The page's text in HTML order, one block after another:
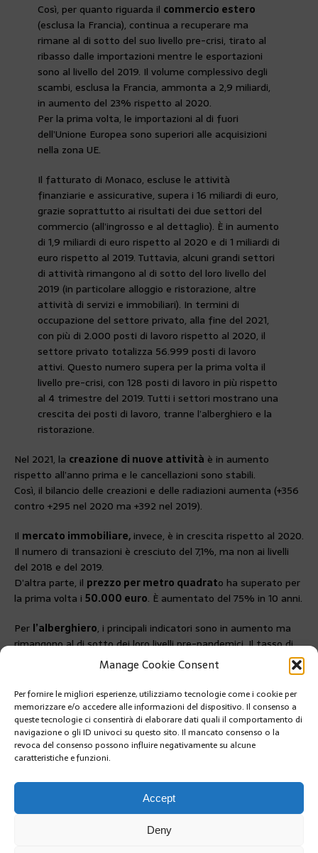
Manage Cookie Consent
Per fornire le migliori esperienze, utilizziamo tecnologie come i cookie per
memorizzare e/o accedere alle informazioni del dispositivo. Il consenso a
queste tecnologie ci consentirà di elaborare dati quali il comportamento di
navigazione o gli ID univoci su questo sito. Il mancato consenso o la
revoca del consenso possono influire negativamente su alcune
caratteristiche e funzioni.
Accept
Deny
Così, per quanto riguarda il commercio estero
(esclusa la Francia), continua a recuperare ma
rimane al di sotto del suo livello pre-crisi, tirato al
ribasso dalle importazioni mentre le esportazioni
sono al livello del 2019. Il volume complessivo degli
scambi, esclusa la Francia, ammonta a 2,9 miliardi,
in aumento del 23% rispetto al 2020.
Per la prima volta, le importazioni al di fuori
dell’Unione Europea sono superiori alle acquisizioni
nella zona UE.
Il fatturato di Monaco, escluse le attività
finanziarie e assicurative, supera i 16 miliardi di euro,
grazie soprattutto ai risultati dei due settori del
commercio (all’ingrosso e al dettaglio). È in aumento
di 1,9 miliardi di euro rispetto al 2020 e di 1 miliardi di
euro rispetto al 2019. Tuttavia, alcuni grandi settori
di attività rimangono al di sotto del loro livello del
2019 (in particolare alloggio e ristorazione, altre
attività di servizi e immobiliari). In termini di
occupazione del settore privato, alla fine del 2021,
con più di 2.000 posti di lavoro rispetto al 2020, il
settore privato totalizza 56.999 posti di lavoro
attivi. Questo numero supera per la prima volta il
livello pre-crisi, con 128 posti di lavoro in più rispetto
al 4 trimestre del 2019. Tutti i settori mostrano una
crescita dei posti di lavoro, tranne l’alberghiero e la
ristorazione.
Nel 2021, la creazione di nuove attività è in aumento
rispetto all’anno prima e le cancellazioni sono stabili.
Così, il bilancio delle creazioni e delle radiazioni aumenta (+356
contro +295 nel 2020 ma +392 nel 2019).
Il mercato immobiliare, invece, è in crescita rispetto al 2020.
Il numero di transazioni è cresciuto del 7,1%, ma non ai livelli
del 2018 e del 2019.
D’altra parte, il prezzo per metro quadrato ha superato per
la prima volta i 50.000 euro. È aumentato del 75% in 10 anni.
Per l’alberghiero, i principali indicatori sono in aumento ma
rimangono al di sotto dei loro livelli pre-pandemici. Il tasso di
occupazione migliora significativamente ma rimane ben al di
PRÉCÉDENT
47° « CRITERIUM DE MONACO » DOMENICA 20
MARZO
SAINT PATRICK IN PRESENZA DEL SOVRANO